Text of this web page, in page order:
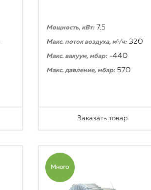
Мощность, кВт:7.5
Макс. поток воздуха, м³/ч:320
Макс. вакуум, мбар:-440
Макс. давление, мбар:570
Заказать товар
Много